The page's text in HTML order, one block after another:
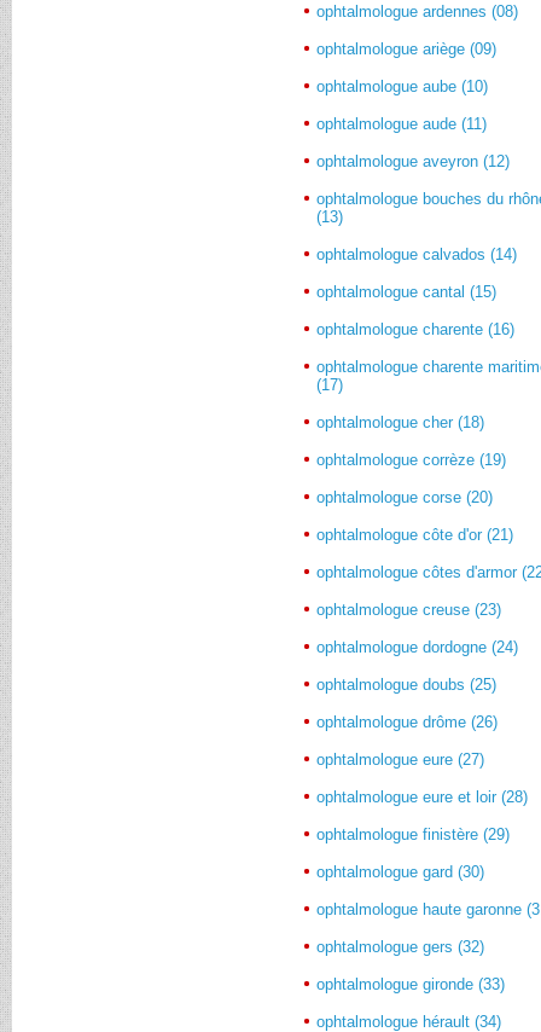
ophtalmologue ardennes (08)
ophtalmologue ariège (09)
ophtalmologue aube (10)
ophtalmologue aude (11)
ophtalmologue aveyron (12)
ophtalmologue bouches du
(13)
ophtalmologue calvados (14)
ophtalmologue cantal (15)
ophtalmologue charente (16)
ophtalmologue charente
(17)
ophtalmologue cher (18)
ophtalmologue corrèze (19)
ophtalmologue corse (20)
ophtalmologue côte d'or (21)
ophtalmologue côtes d'armor
ophtalmologue creuse (23)
ophtalmologue dordogne (24)
ophtalmologue doubs (25)
ophtalmologue drôme (26)
ophtalmologue eure (27)
ophtalmologue eure et loir (28)
ophtalmologue finistère (29)
ophtalmologue gard (30)
ophtalmologue haute garonne
ophtalmologue gers (32)
ophtalmologue gironde (33)
ophtalmologue hérault (34)